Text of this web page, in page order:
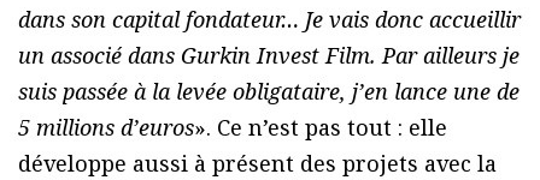
dans son capital fondateur… Je vais donc accueillir
un associé dans Gurkin Invest Film. Par ailleurs je
suis passée à la levée obligataire, j’en lance une de
5 millions d’euros». Ce n’est pas tout : elle
développe aussi à présent des projets avec la